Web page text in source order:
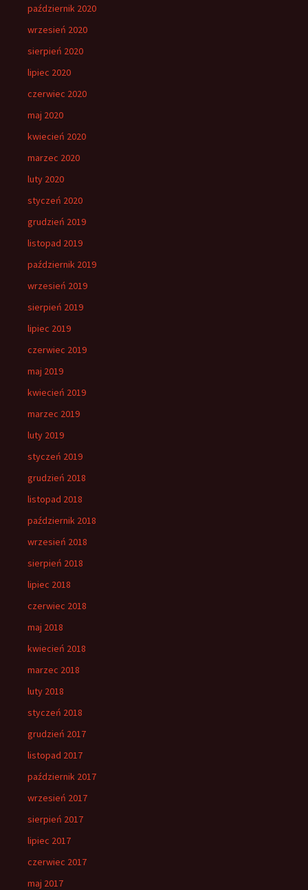
październik 2020
wrzesień 2020
sierpień 2020
lipiec 2020
czerwiec 2020
maj 2020
kwiecień 2020
marzec 2020
luty 2020
styczeń 2020
grudzień 2019
listopad 2019
październik 2019
wrzesień 2019
sierpień 2019
lipiec 2019
czerwiec 2019
maj 2019
kwiecień 2019
marzec 2019
luty 2019
styczeń 2019
grudzień 2018
listopad 2018
październik 2018
wrzesień 2018
sierpień 2018
lipiec 2018
czerwiec 2018
maj 2018
kwiecień 2018
marzec 2018
luty 2018
styczeń 2018
grudzień 2017
listopad 2017
październik 2017
wrzesień 2017
sierpień 2017
lipiec 2017
czerwiec 2017
maj 2017